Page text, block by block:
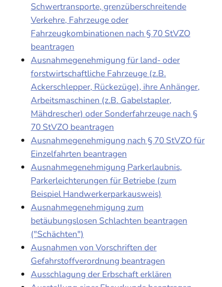
Schwertransporte, grenzüberschreitende
Verkehre, Fahrzeuge oder
Fahrzeugkombinationen nach § 70 StVZO
beantragen
Ausnahmegenehmigung für land- oder
forstwirtschaftliche Fahrzeuge (z.B.
Ackerschlepper, Rückezüge), ihre Anhänger,
Arbeitsmaschinen (z.B. Gabelstapler,
Mähdrescher) oder Sonderfahrzeuge nach §
70 StVZO beantragen
Ausnahmegenehmigung nach § 70 StVZO für
Einzelfahrten beantragen
Ausnahmegenehmigung Parkerlaubnis,
Parkerleichterungen für Betriebe (zum
Beispiel Handwerkerparkausweis)
Ausnahmegenehmigung zum
betäubungslosen Schlachten beantragen
("Schächten")
Ausnahmen von Vorschriften der
Gefahrstoffverordnung beantragen
Ausschlagung der Erbschaft erklären